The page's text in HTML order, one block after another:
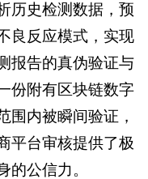
历史检测数据，预
良反应模式，实现
报告的真伪验证与
份附有区块链数字
围内被瞬间验证，
平台审核提供了极
的公信力。